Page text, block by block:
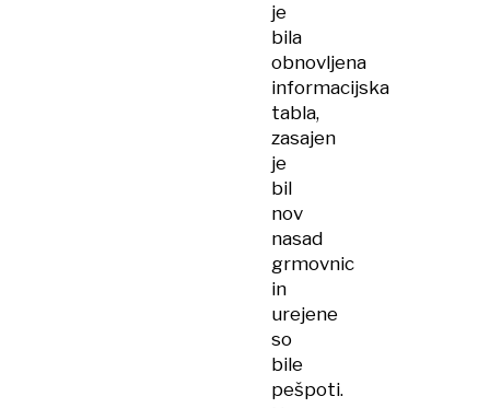
je
bila
obnovljena
informacijska
tabla,
zasajen
je
bil
nov
nasad
grmovnic
in
urejene
so
bile
pešpoti.